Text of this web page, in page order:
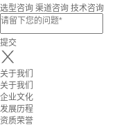
选型咨询 渠道咨询 技术咨询
提交
关于我们
关于我们
企业文化
发展历程
资质荣誉